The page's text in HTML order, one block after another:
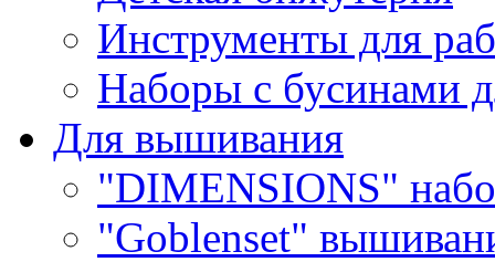
Инструменты для
Наборы с бусинами
Для вышивания
"DIMENSIONS"
"Goblenset"